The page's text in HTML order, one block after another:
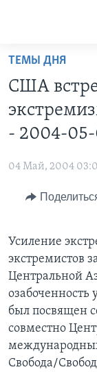
Перейти
основной
контент
Перейти
основной
Перейти
ПРОГРАММЫ
ИТОГИ
ПОЧЕМУ ЭТО
НЬЮ-ЙОРК
АМЕРИКА.
ПРОЕКТЫ
НАША
А КАК В
ТЕСТЫ
ИНТЕРВЬЮ
ФАКТЫ
УЧИМ
ВИДЕО
ПОДПИСКА НА
Learning English
ТЕМЫ ДНЯ
США
- 2004-
04 Май, 2004
Усиление
экстремистов
Центральной
был посвящен
совместно
Свобода/